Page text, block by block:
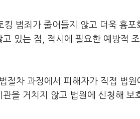
범죄가 줄어들지 않고 더욱 흉포
있는 점, 적시에 필요한 예방적
절차 과정에서 피해자가 직접 법원
을 거치지 않고 법원에 신청해 보